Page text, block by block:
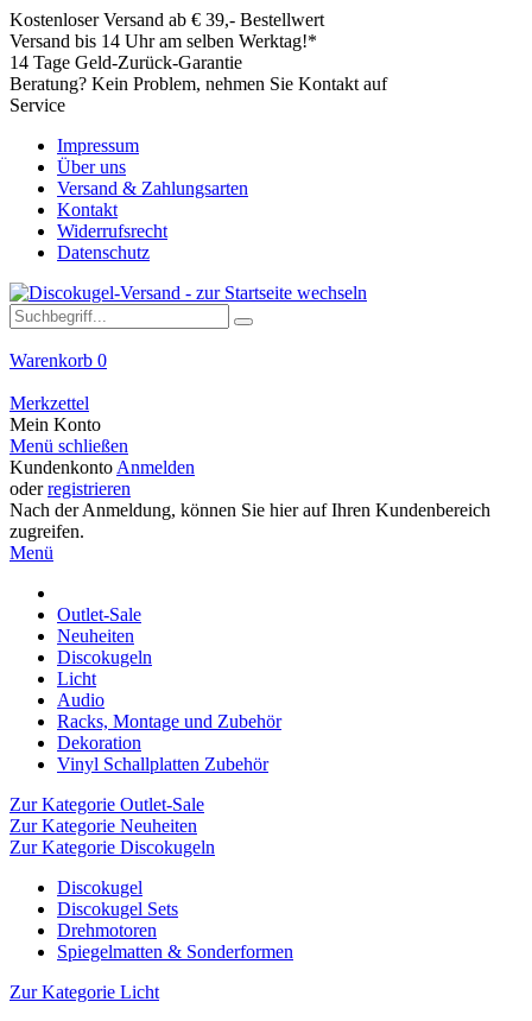
Kostenloser Versand ab € 39,- Bestellwert
Versand bis 14 Uhr am selben Werktag!*
14 Tage Geld-Zurück-Garantie
Beratung? Kein Problem, nehmen Sie Kontakt auf
Service
Impressum
Über uns
Versand & Zahlungsarten
Kontakt
Widerrufsrecht
Datenschutz
Warenkorb 0
Merkzettel
Mein Konto
Menü schließen
Kundenkonto Anmelden
oderregistrieren
Nach der Anmeldung, können Sie hier auf Ihren Kundenbereich
zugreifen.
Menü
Outlet-Sale
Neuheiten
Discokugeln
Licht
Audio
Racks, Montage und Zubehör
Dekoration
Vinyl Schallplatten Zubehör
Zur Kategorie Outlet-Sale
Zur Kategorie Neuheiten
Zur Kategorie Discokugeln
Discokugel
Discokugel Sets
Drehmotoren
Spiegelmatten & Sonderformen
Zur Kategorie Licht